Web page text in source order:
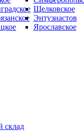
Щелковское
Энтузиастов
Ярославское
склад